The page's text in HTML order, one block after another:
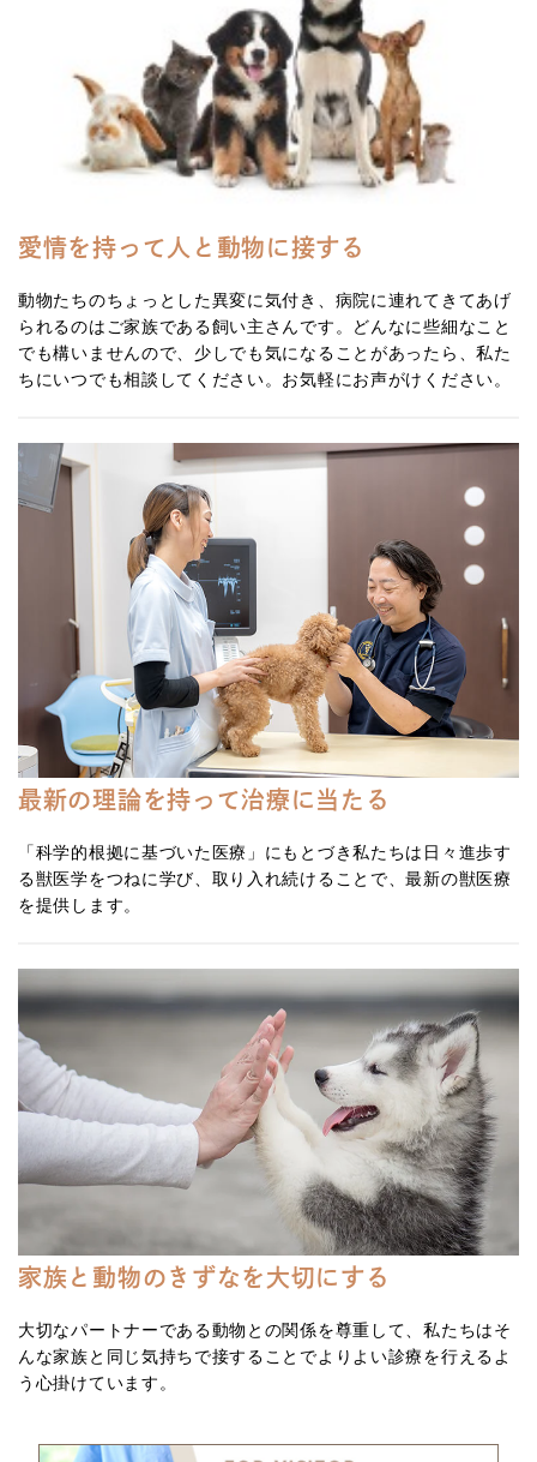
愛情を持って人と動物に接する
動物たちのちょっとした異変に気付き、病院に連れてきてあげ
られるのはご家族である飼い主さんです。どんなに些細なこと
でも構いませんので、少しでも気になることがあったら、私た
ちにいつでも相談してください。お気軽にお声がけください。
最新の理論を持って治療に当たる
「科学的根拠に基づいた医療」にもとづき私たちは日々進歩す
る獣医学をつねに学び、取り入れ続けることで、最新の獣医療
を提供します。
家族と動物のきずなを大切にする
大切なパートナーである動物との関係を尊重して、私たちはそ
んな家族と同じ気持ちで接することでよりよい診療を行えるよ
う心掛けています。